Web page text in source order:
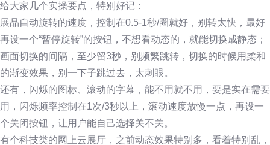
给大家几个实操要点，特别好记：
展品自动旋转的速度，控制在0.5-1秒/圈就好，别转太快，最好
再设一个“暂停旋转”的按钮，不想看动态的，就能切换成静态；
画面切换的间隔，至少留3秒，别频繁跳转，切换的时候用柔和
的渐变效果，别一下子跳过去，太刺眼。
还有，闪烁的图标、滚动的字幕，能不用就不用，要是实在需要
用，闪烁频率控制在1次/3秒以上，滚动速度放慢一点，再设一
个关闭按钮，让用户能自己选择关不关。
有个科技类的网上云展厅，之前动态效果特别多，看着特别乱，